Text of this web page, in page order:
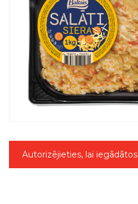
Autorizējieties, lai iegādātos